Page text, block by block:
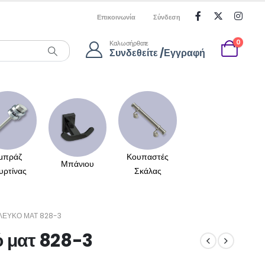
Επικοινωνία Σύνδεση
Καλωσήρθατε
Συνδεθείτε /Εγγραφή
0
Μπάνιου
Κουπαστές
Σκάλας
ΜΑΤ 828-3
ματ 828-3